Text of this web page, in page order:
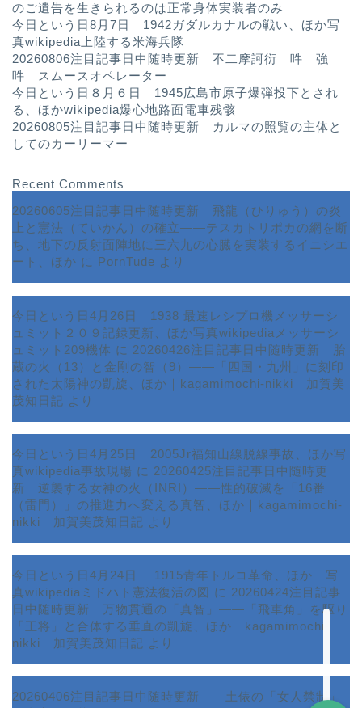
のご遺告を生きられるのは正常身体実装者のみ
今日という日8月7日 1942ガダルカナルの戦い、ほか写
真wikipedia上陸する米海兵隊
20260806注目記事日中随時更新 不二摩訶衍 吽 強
吽 スムースオペレーター
今日という日８月６日 1945広島市原子爆弾投下とされ
る、ほかwikipedia爆心地路面電車残骸
20260805注目記事日中随時更新 カルマの照覧の主体と
してのカーリーマー
Recent Comments
20260605注目記事日中随時更新 飛龍（ひりゅう）の炎
上と憲法（ていかん）の確立――テスカトリポカの網を断
ち、地下の反射面陣地に三六九の心臓を実装するイニシエ
ート、ほか に PornTude より
今日という日4月26日 1938 最速レシプロ機メッサーシ
ュミット２０９記録更新、ほか写真wikipediaメッサーシ
ュミット209機体 に 20260426注目記事日中随時更新 胎
蔵の火（13）と金剛の智（9）――「四国・九州」に刻印
された太陽神の凱旋、ほか｜kagamimochi-nikki 加賀美
茂知日記 より
今日という日4月25日 2005Jr福知山線脱線事故、ほか写
真wikipedia事故現場 に 20260425注目記事日中随時更
新 逆襲する女神の火（INRI）――性的破滅を「16番
（雷門）」の推進力へ変える真智、ほか｜kagamimochi-
nikki 加賀美茂知日記 より
今日という日4月24日 1915青年トルコ革命、ほか 写
真wikipediaミドハト憲法復活の図 に 20260424注目記事
日中随時更新 万物貫通の「真智」――「飛車角」を駆り
「王将」と合体する垂直の凱旋、ほか｜kagamimochi-
nikki 加賀美茂知日記 より
20260406注目記事日中随時更新 土俵の「女人禁制」
ホーム
サービス
ランキング